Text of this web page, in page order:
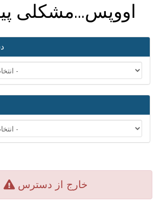
اووپس...مشکلی
خارج از دسترس